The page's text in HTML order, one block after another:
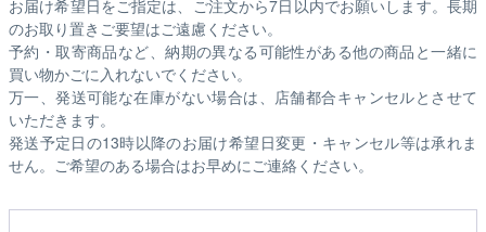
お届け希望日をご指定は、ご注文から7日以内でお願いします。長期
のお取り置きご要望はご遠慮ください。
予約・取寄商品など、納期の異なる可能性がある他の商品と一緒に
買い物かごに入れないでください。
万一、発送可能な在庫がない場合は、店舗都合キャンセルとさせて
いただきます。
発送予定日の13時以降のお届け希望日変更・キャンセル等は承れま
せん。ご希望のある場合はお早めにご連絡ください。